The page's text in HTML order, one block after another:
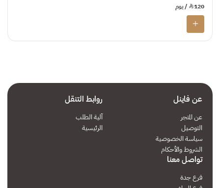
120
¥ / يوم
عن فاينل
عن المتجر
التوصيل
سياسة الخصوصية
الشروط والأحكام
روابط التنقل
آلية الطلب
الرئيسية
تواصل معنا
فرع جدة